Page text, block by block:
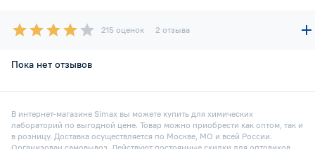
215 оценок 2 отзыва
Пока нет отзывов
В интернет-магазине Simax вы можете купить для химических
лабораторий по выгодной цене. Товар можно приобрести как оптом, так и
в розницу. Доставка осуществляется по Москве, МО и всей России.